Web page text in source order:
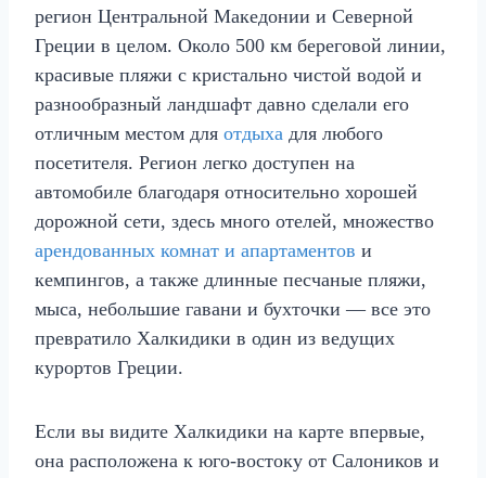
регион Центральной Македонии и Северной
Греции в целом. Около 500 км береговой линии,
красивые пляжи с кристально чистой водой и
разнообразный ландшафт давно сделали его
отличным местом для отдыха для любого
посетителя. Регион легко доступен на
автомобиле благодаря относительно хорошей
дорожной сети, здесь много отелей, множество
арендованных комнат и апартаментов и
кемпингов, а также длинные песчаные пляжи,
мысa, небольшие гавани и бухточки — все это
превратило Халкидики в один из ведущих
курортов Греции.
Если вы видите Халкидики на карте впервые,
она расположена к юго-востоку от Салоников и